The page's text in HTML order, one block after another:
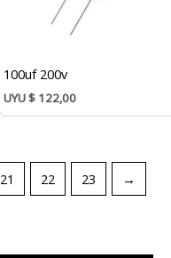
100uf 200v
UYU$ 122,00
21 22 23 →